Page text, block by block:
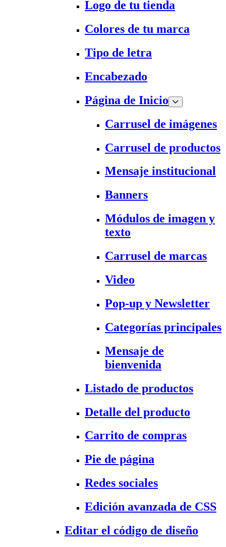
Logo de tu tienda
Colores de tu marca
Tipo de letra
Encabezado
Página de Inicio
Carrusel de imágenes
Carrusel de productos
Mensaje institucional
Banners
Módulos de imagen y
texto
Carrusel de marcas
Video
Pop-up y Newsletter
Categorías principales
Mensaje de
bienvenida
Listado de productos
Detalle del producto
Carrito de compras
Pie de página
Redes sociales
Edición avanzada de CSS
Editar el código de diseño